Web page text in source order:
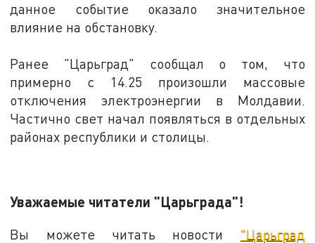
данное событие оказало значительное
влияние на обстановку.
Ранее "Царьград" сообщал о том, что
примерно с 14.25 произошли массовые
отключения электроэнергии в Молдавии.
Частично свет начал появляться в отдельных
районах республики и столицы.
Уважаемые читатели "Царьграда"!
Вы можете читать новости "Царьград